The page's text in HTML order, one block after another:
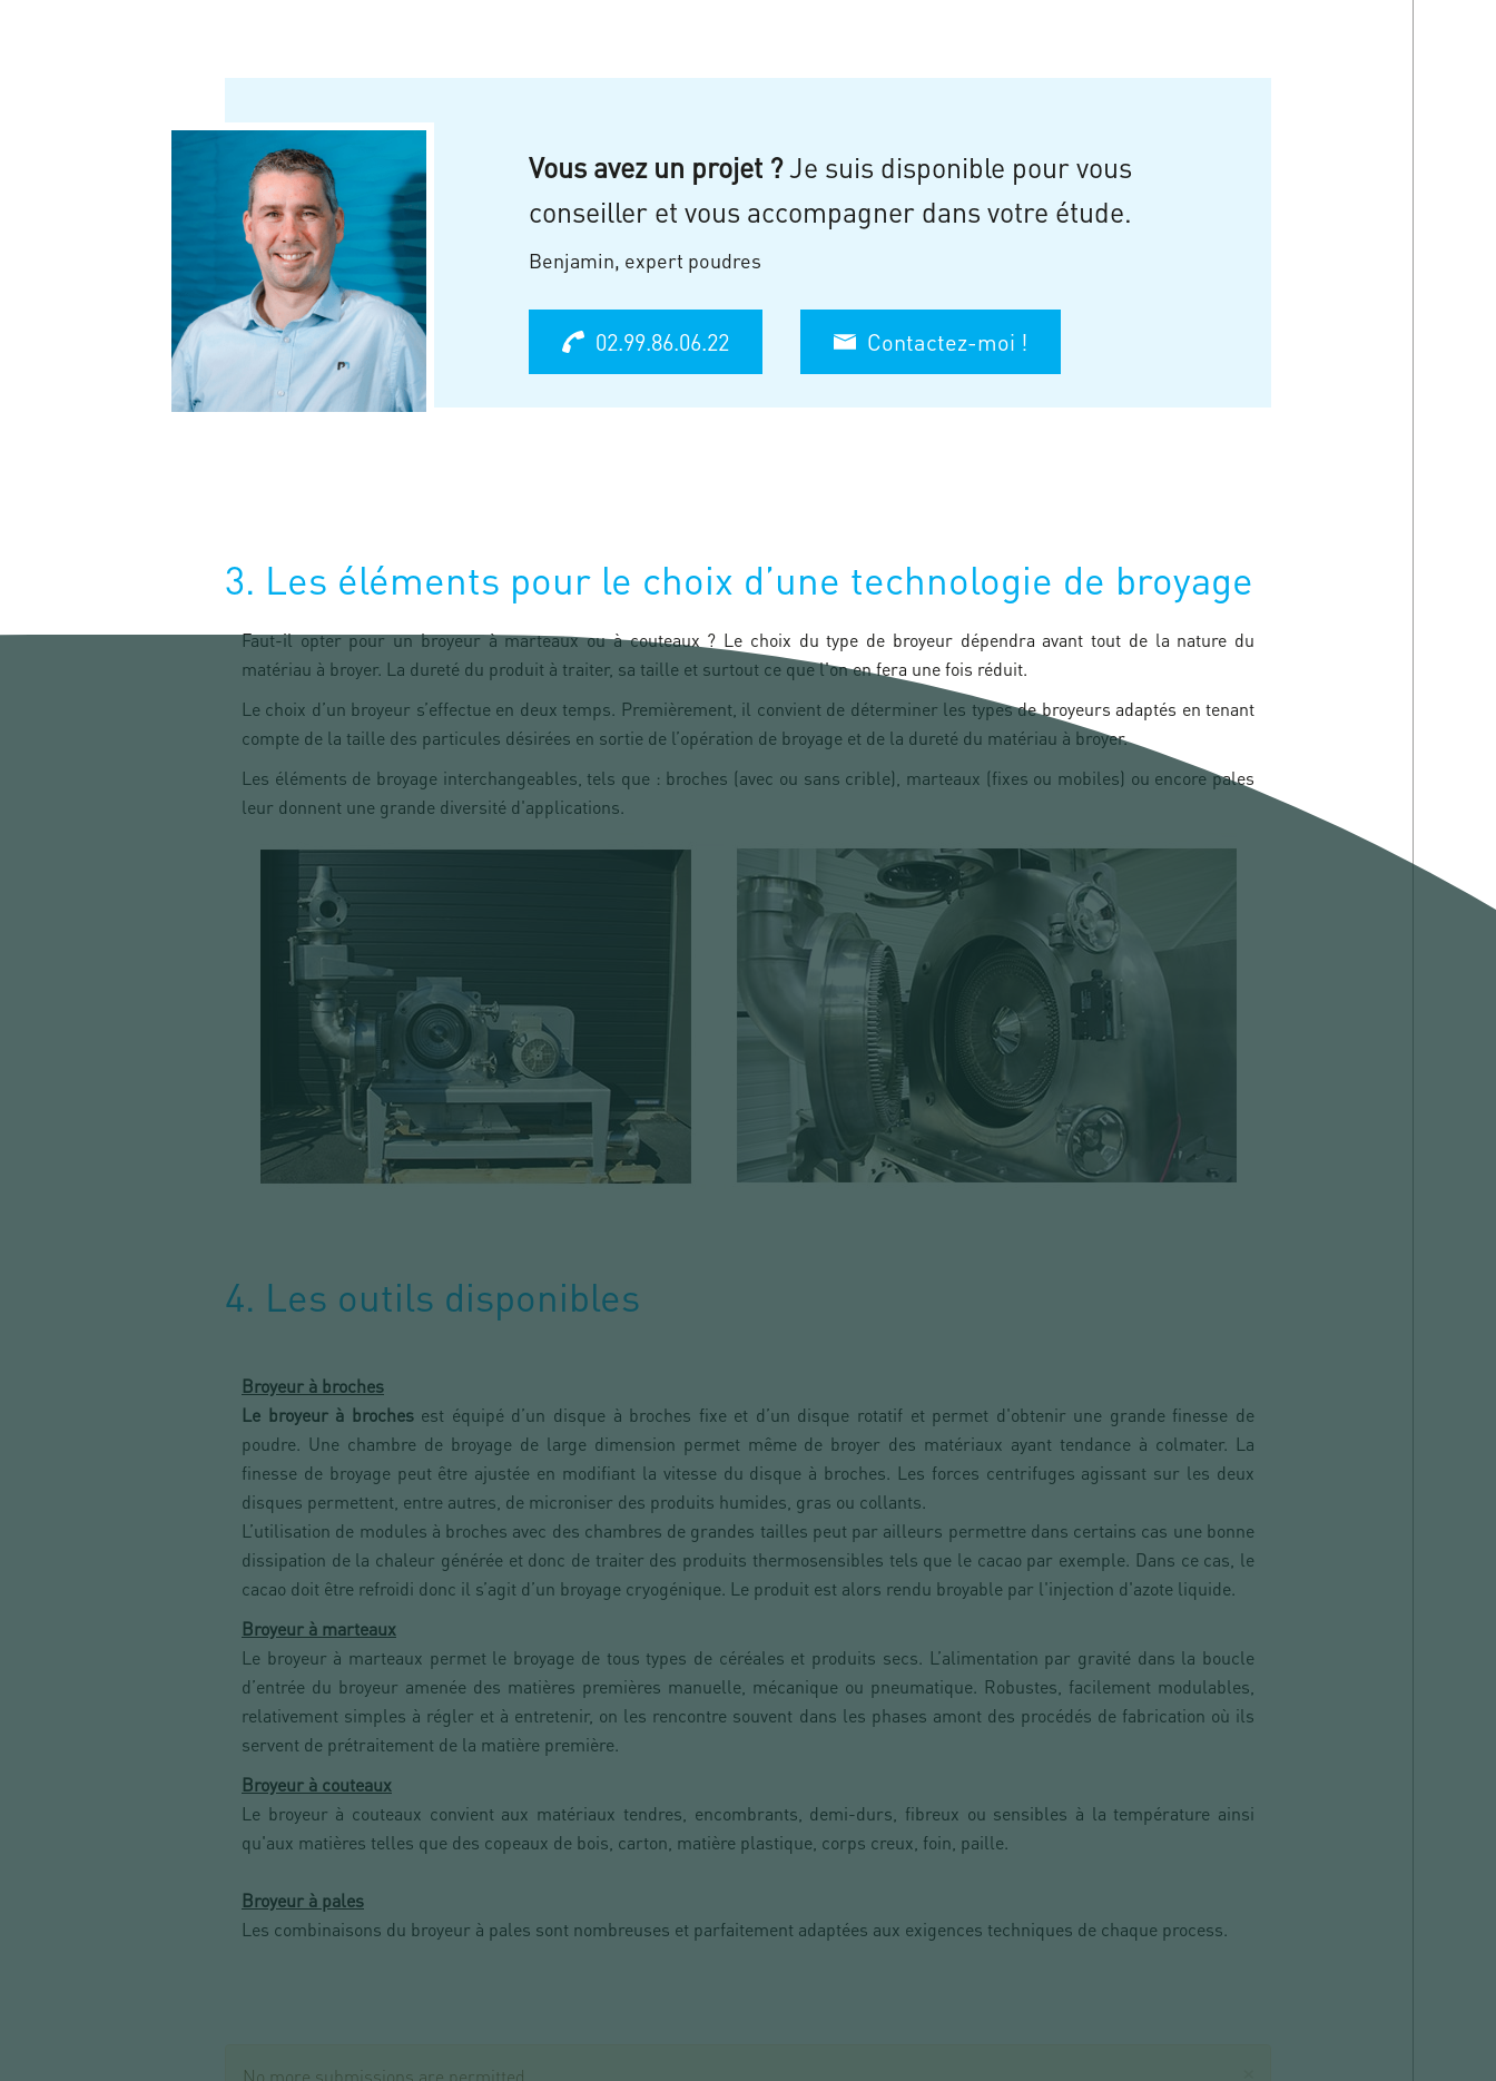
Vous avez un projet ?Je suis disponible pour vous
conseiller et vous accompagner dans votre étude.
Benjamin, expert poudres
02.99.86.06.22 Contactez-moi !
3. Les éléments pour le choix d’une technologie de broyage
Faut-il opter pour un broyeur à marteaux ou à couteaux ? Le choix du type de broyeur dépendra avant tout de la nature du
matériau à broyer. La dureté du produit à traiter, sa taille et surtout ce que l'on en fera une fois réduit.
Le choix d’un broyeur s’effectue en deux temps. Premièrement, il convient de déterminer les types de broyeurs adaptés en tenant
compte de la taille des particules désirées en sortie de l’opération de broyage et de la dureté du matériau à broyer.
Les éléments de broyage interchangeables, tels que : broches (avec ou sans crible), marteaux (fixes ou mobiles) ou encore pales
leur donnent une grande diversité d'applications.
4. Les outils disponibles
Broyeur à broches
Le broyeur à broches est équipé d’un disque à broches fixe et d’un disque rotatif et permet d'obtenir une grande finesse de
poudre. Une chambre de broyage de large dimension permet même de broyer des matériaux ayant tendance à colmater. La
finesse de broyage peut être ajustée en modifiant la vitesse du disque à broches. Les forces centrifuges agissant sur les deux
disques permettent, entre autres, de microniser des produits humides, gras ou collants.
L’utilisation de modules à broches avec des chambres de grandes tailles peut par ailleurs permettre dans certains cas une bonne
dissipation de la chaleur générée et donc de traiter des produits thermosensibles tels que le cacao par exemple. Dans ce cas, le
cacao doit être refroidi donc il s’agit d’un broyage cryogénique. Le produit est alors rendu broyable par l'injection d'azote liquide.
Broyeur à marteaux
Le broyeur à marteaux permet le broyage de tous types de céréales et produits secs. L’alimentation par gravité dans la boucle
d’entrée du broyeur amenée des matières premières manuelle, mécanique ou pneumatique. Robustes, facilement modulables,
relativement simples à régler et à entretenir, on les rencontre souvent dans les phases amont des procédés de fabrication où ils
servent de prétraitement de la matière première.
Broyeur à couteaux
Le broyeur à couteaux convient aux matériaux tendres, encombrants, demi-durs, fibreux ou sensibles à la température ainsi
qu'aux matières telles que des copeaux de bois, carton, matière plastique, corps creux, foin, paille.
Broyeur à pales
Les combinaisons du broyeur à pales sont nombreuses et parfaitement adaptées aux exigences techniques de chaque process.
No more submissions are permitted.